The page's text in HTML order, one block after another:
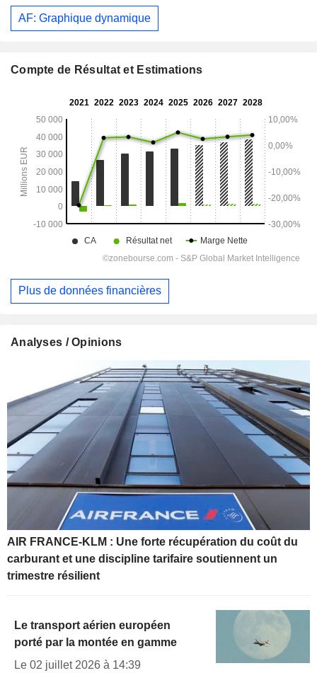
AF: Graphique dynamique
Compte de Résultat et Estimations
Plus de données financières
Analyses / Opinions
AIR FRANCE-KLM : Une forte récupération du coût du
carburant et une discipline tarifaire soutiennent un
trimestre résilient
Le transport aérien européen
porté par la montée en gamme
Le 02 juillet 2026 à 14:39